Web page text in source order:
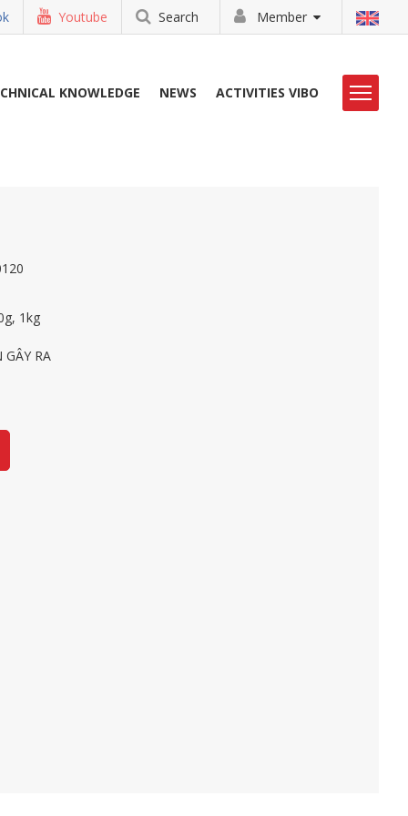
Youtube Search Member
KNOWLEDGE NEWS ACTIVITIES VIBO
1kg
RA